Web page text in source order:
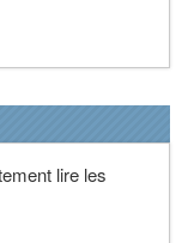
lire les